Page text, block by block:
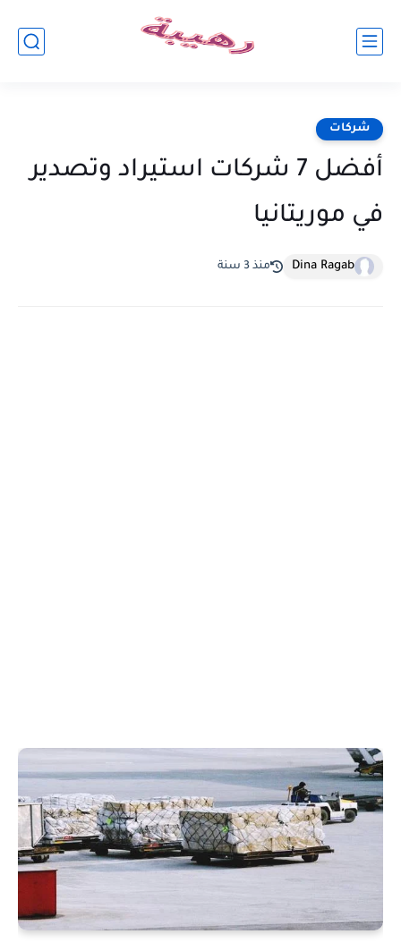
شركات
أفضل 7 شركات استيراد وتصدير
في موريتانيا
Dina Ragab منذ 3 سنة